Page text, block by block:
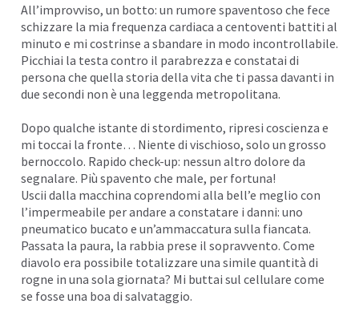
All’improvviso, un botto: un rumore spaventoso che fece
schizzare la mia frequenza cardiaca a centoventi battiti al
minuto e mi costrinse a sbandare in modo incontrollabile.
Picchiai la testa contro il parabrezza e constatai di
persona che quella storia della vita che ti passa davanti in
due secondi non è una leggenda metropolitana.
Dopo qualche istante di stordimento, ripresi coscienza e
mi toccai la fronte… Niente di vischioso, solo un grosso
bernoccolo. Rapido check-up: nessun altro dolore da
segnalare. Più spavento che male, per fortuna!
Uscii dalla macchina coprendomi alla bell’e meglio con
l’impermeabile per andare a constatare i danni: uno
pneumatico bucato e un’ammaccatura sulla fiancata.
Passata la paura, la rabbia prese il sopravvento. Come
diavolo era possibile totalizzare una simile quantità di
rogne in una sola giornata? Mi buttai sul cellulare come
se fosse una boa di salvataggio.